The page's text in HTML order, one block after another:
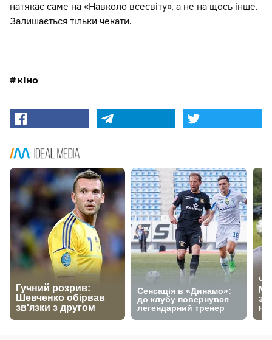
натякає саме на «Навколо всесвіту», а не на щось інше.
Залишається тільки чекати.
кіно